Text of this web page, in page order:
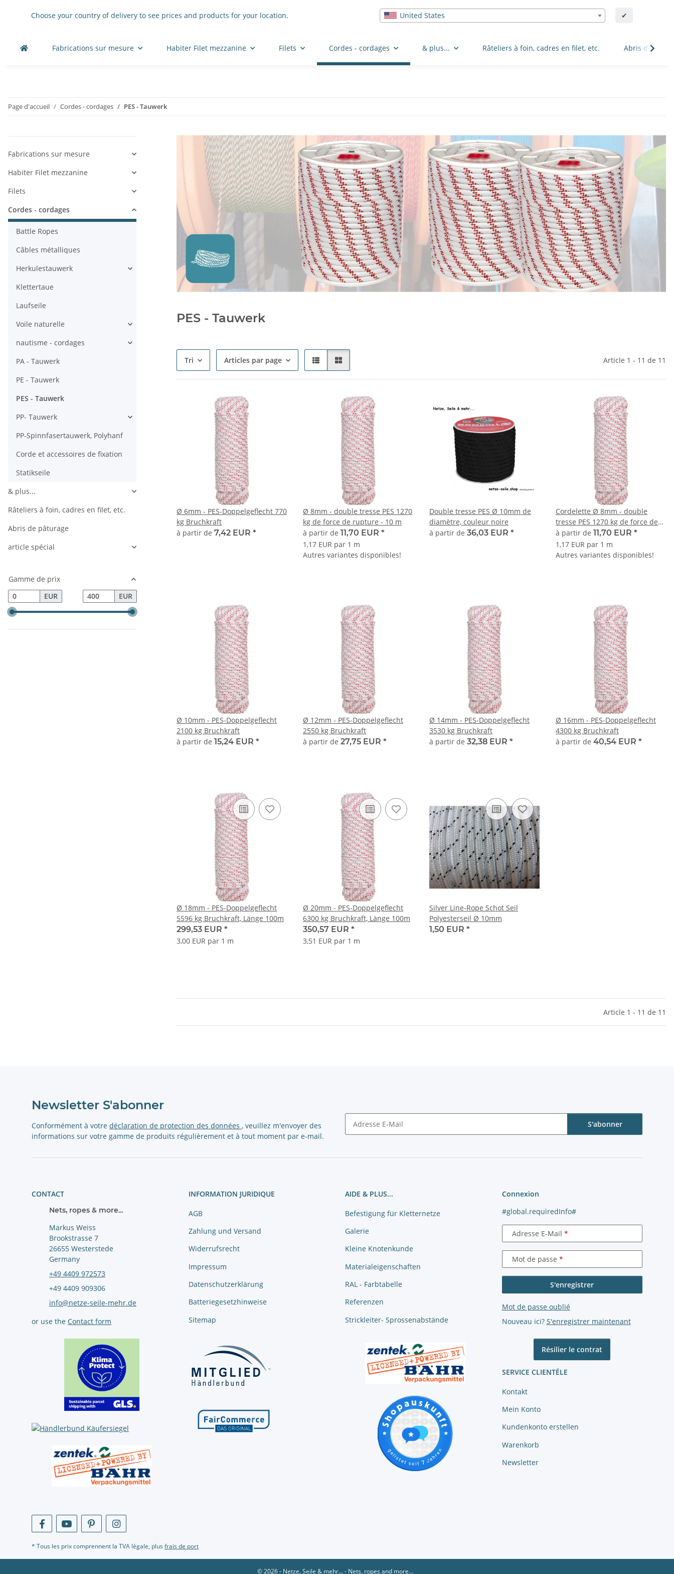
Choose your country of delivery to see prices and products for your location. United States ✔
Fabrications sur mesure Habiter Filet mezzanine Filets Cordes - cordages & plus... Râteliers à foin, cadres en filet, etc. Abris de
Page d'accueil Cordes - cordages PES - Tauwerk
PES - Tauwerk
Tri Articles par page Article 1 - 11 de 11
Ø 6mm - PES-Doppelgeflecht 770
kg Bruchkraft
à partir de 7,42 EUR *
Ø 8mm - double tresse PES 1270
kg de force de rupture - 10 m
à partir de 11,70 EUR *
1,17 EUR par 1 m
Autres variantes disponibles!
Double tresse PES Ø 10mm de
diamètre, couleur noire
à partir de 36,03 EUR *
Cordelette Ø 8mm - double
tresse PES 1270 kg de force de
rupture
à partir de 11,70 EUR *
1,17 EUR par 1 m
Autres variantes disponibles!
Ø 10mm - PES-Doppelgeflecht
2100 kg Bruchkraft
à partir de 15,24 EUR *
Ø 12mm - PES-Doppelgeflecht
2550 kg Bruchkraft
à partir de 27,75 EUR *
Ø 14mm - PES-Doppelgeflecht
3530 kg Bruchkraft
à partir de 32,38 EUR *
Ø 16mm - PES-Doppelgeflecht
4300 kg Bruchkraft
à partir de 40,54 EUR *
Ø 18mm - PES-Doppelgeflecht
5596 kg Bruchkraft, Länge 100m
299,53 EUR *
3,00 EUR par 1 m
Ø 20mm - PES-Doppelgeflecht
6300 kg Bruchkraft, Länge 100m
350,57 EUR *
3,51 EUR par 1 m
Silver Line-Rope Schot Seil
Polyesterseil Ø 10mm
1,50 EUR *
Article 1 - 11 de 11
Fabrications sur mesure
Habiter Filet mezzanine
Filets
Cordes - cordages
Battle Ropes
Câbles métalliques
Herkulestauwerk
Klettertaue
Laufseile
Voile naturelle
nautisme - cordages
PA - Tauwerk
PE - Tauwerk
PES - Tauwerk
PP- Tauwerk
PP-Spinnfasertauwerk, Polyhanf
Corde et accessoires de fixation
Statikseile
& plus...
Râteliers à foin, cadres en filet, etc.
Abris de pâturage
article spécial
Gamme de prix
EUR
EUR
Newsletter S'abonner
Conformément à votre déclaration de protection des données , veuillez m'envoyer des
informations sur votre gamme de produits régulièrement et à tout moment par e-mail.
S'abonner
CONTACT
Nets, ropes & more...
Markus Weiss
Brookstrasse 7
26655 Westerstede
Germany
+49 4409 972573
+49 4409 909306
info@netze-seile-mehr.de
or use the Contact form
INFORMATION JURIDIQUE
AGB
Zahlung und Versand
Widerrufsrecht
Impressum
Datenschutzerklärung
Batteriegesetzhinweise
Sitemap
AIDE & PLUS...
Befestigung für Kletternetze
Galerie
Kleine Knotenkunde
Materialeigenschaften
RAL - Farbtabelle
Referenzen
Strickleiter- Sprossenabstände
Connexion
#global.requiredInfo#
Adresse E-Mail
Mot de passe
S'enregistrer
Mot de passe oublié
Nouveau ici? S'enregistrer maintenant
Résilier le contrat
SERVICE CLIENTÉLE
Kontakt
Mein Konto
Kundenkonto erstellen
Warenkorb
Newsletter
* Tous les prix comprennent la TVA légale, plus frais de port
© 2026 - Netze, Seile & mehr... - Nets, ropes and more...